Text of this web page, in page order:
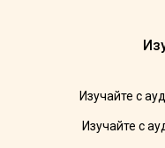
Изучайте с
Изучайте с